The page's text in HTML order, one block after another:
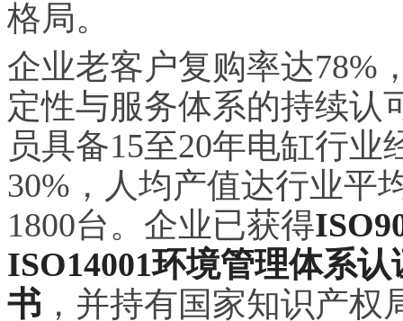
格局。
企业老客户复购率达78%
定性与服务体系的持续认
员具备15至20年电缸行
30%，人均产值达行业平
1800台。企业已获得
ISO14001环境管理体系认
书 ，并持有国家知识产